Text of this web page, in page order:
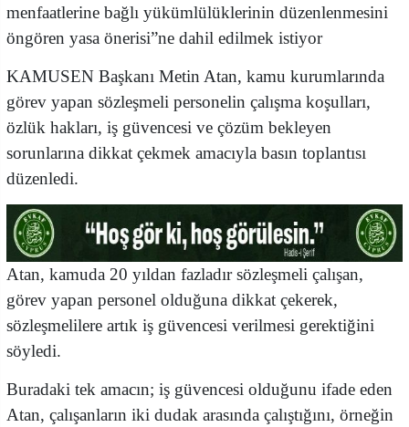
menfaatlerine bağlı yükümlülüklerinin düzenlenmesini
öngören yasa önerisi”ne dahil edilmek istiyor
KAMUSEN Başkanı Metin Atan, kamu kurumlarında
görev yapan sözleşmeli personelin çalışma koşulları,
özlük hakları, iş güvencesi ve çözüm bekleyen
sorunlarına dikkat çekmek amacıyla basın toplantısı
düzenledi.
Atan, kamuda 20 yıldan fazladır sözleşmeli çalışan,
görev yapan personel olduğuna dikkat çekerek,
sözleşmelilere artık iş güvencesi verilmesi gerektiğini
söyledi.
Buradaki tek amacın; iş güvencesi olduğunu ifade eden
Atan, çalışanların iki dudak arasında çalıştığını, örneğin